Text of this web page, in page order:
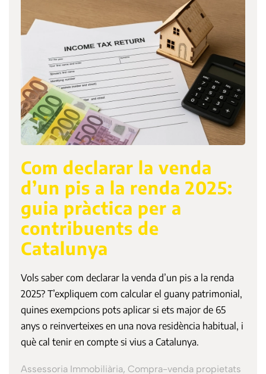
Com declarar la venda
d’un pis a la renda 2025:
guia pràctica per a
contribuents de
Catalunya
Vols saber com declarar la venda d’un pis a la renda
2025? T’expliquem com calcular el guany patrimonial,
quines exempcions pots aplicar si ets major de 65
anys o reinverteixes en una nova residència habitual, i
què cal tenir en compte si vius a Catalunya.
Assessoria Immobiliària, Compra-venda propietats